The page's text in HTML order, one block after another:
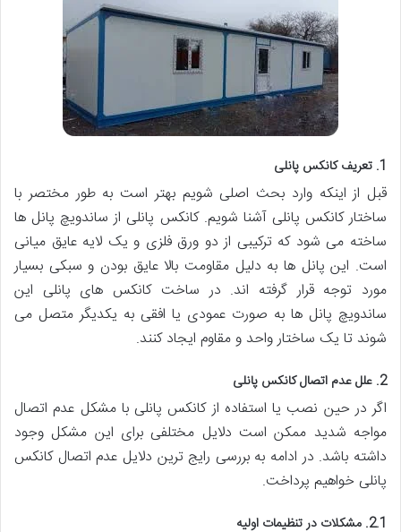
1. تعریف کانکس پانلی
قبل از اینکه وارد بحث اصلی شویم بهتر است به طور مختصر با
ساختار کانکس پانلی آشنا شویم. کانکس پانلی از ساندویچ پانل ها
ساخته می شود که ترکیبی از دو ورق فلزی و یک لایه عایق میانی
است. این پانل ها به دلیل مقاومت بالا عایق بودن و سبکی بسیار
مورد توجه قرار گرفته اند. در ساخت کانکس های پانلی این
ساندویچ پانل ها به صورت عمودی یا افقی به یکدیگر متصل می
شوند تا یک ساختار واحد و مقاوم ایجاد کنند.
2. علل عدم اتصال کانکس پانلی
اگر در حین نصب یا استفاده از کانکس پانلی با مشکل عدم اتصال
مواجه شدید ممکن است دلایل مختلفی برای این مشکل وجود
داشته باشد. در ادامه به بررسی رایج ترین دلایل عدم اتصال کانکس
پانلی خواهیم پرداخت.
2.1. مشکلات در تنظیمات اولیه